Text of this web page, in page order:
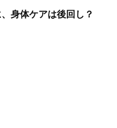
身体ケアは後回し？